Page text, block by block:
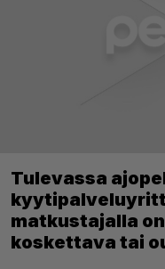
Tulevassa
matkustajalla
koskettava tai